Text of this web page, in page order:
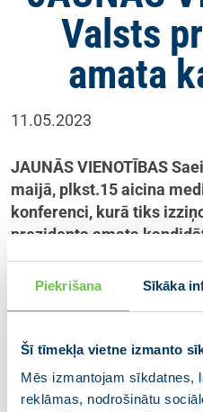
Piekrišana Sīkāka
Šī tīmekļa vietne izmanto
Mēs izmantojam sīkdatnes,
reklāmas, nodrošinātu
Valsts
amata
11.05.2023
JAUNĀS VIENOTĪBAS
maijā, plkst.15 aicina
konferenci, kurā tiks
prezidenta amata
Preses konference notiks
Saeimas frakcijas telpās,
————–
JAUNĀ VIENOTĪBA ir
piecas partijas –